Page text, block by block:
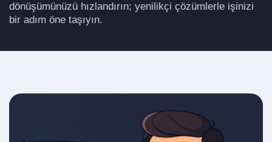
dönüşümünüzü hızlandırın; yenilikçi çözümlerle işinizi
bir adım öne taşıyın.